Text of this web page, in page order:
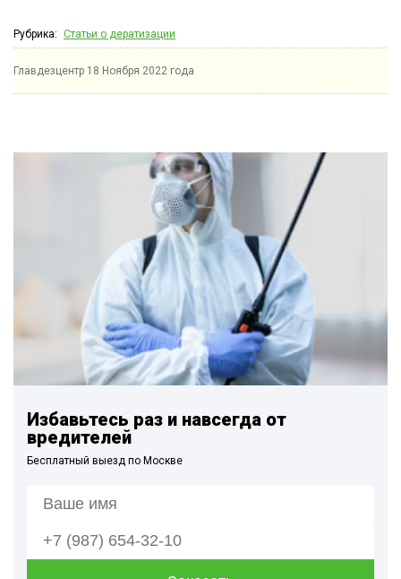
Рубрика: Статьи о дератизации
Главдезцентр 18 Ноября 2022 года
Избавьтесь раз и навсегда от
вредителей
Бесплатный выезд по Москве